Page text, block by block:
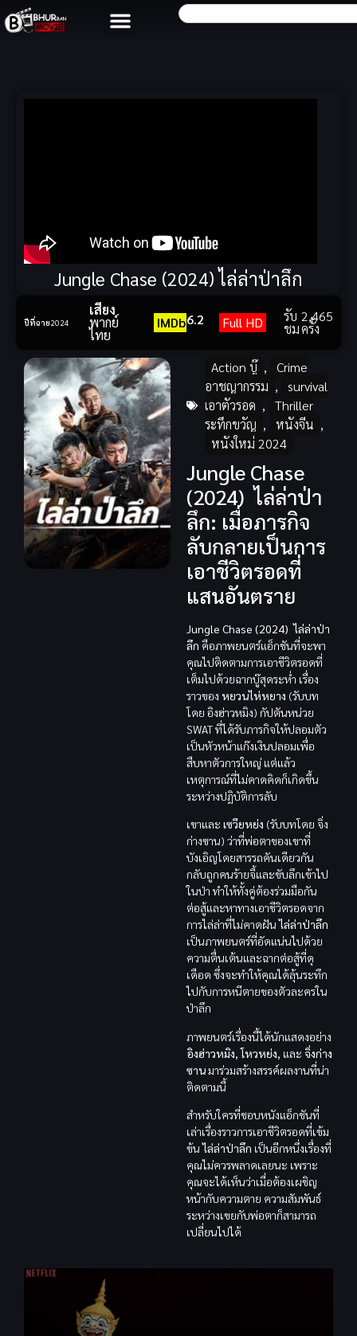
Jungle Chase (2024) ไล่ล่าป่าลึก
ปีที่ฉาย2024
เสียง
พากย์
ไทย
IMDb6.2 Full HD รับ
ชม
2,465
ครั้ง
Action บู๊ ,
Crime
อาชญากรรม ,
survival
เอาตัวรอด ,
Thriller
ระทึกขวัญ , หนังจีน ,
หนังใหม่ 2024
Jungle Chase
(2024) ไล่ล่าป่า
ลึก: เมื่อภารกิจ
ลับกลายเป็นการ
เอาชีวิตรอดที่
แสนอันตราย
Jungle Chase (2024) ไล่ล่าป่า
ลึก คือภาพยนตร์แอ็กชันที่จะพา
คุณไปติดตามการเอาชีวิตรอดที่
เต็มไปด้วยฉากบู๊สุดระห่ำ เรื่อง
ราวของ หยวนไห่หยาง (รับบท
โดย อิงฮ่าวหมิง) กัปตันหน่วย
SWAT ที่ได้รับภารกิจให้ปลอมตัว
เป็นหัวหน้าแก๊งเงินปลอมเพื่อ
สืบหาตัวการใหญ่ แต่แล้ว
เหตุการณ์ที่ไม่คาดคิดก็เกิดขึ้น
ระหว่างปฏิบัติการลับ
เขาและ เซวียหย่ง (รับบทโดย จิ่ง
ก่างซาน) ว่าที่พ่อตาของเขาที่
บังเอิญโดยสารรถคันเดียวกัน
กลับถูกคนร้ายจี้และขับลึกเข้าไป
ในป่า ทำให้ทั้งคู่ต้องร่วมมือกัน
ต่อสู้และหาทางเอาชีวิตรอดจาก
การไล่ล่าที่ไม่คาดฝันไล่ล่าป่าลึก
เป็นภาพยนตร์ที่อัดแน่นไปด้วย
ความตื่นเต้นและฉากต่อสู้ที่ดุ
เดือด ซึ่งจะทำให้คุณได้ลุ้นระทึก
ไปกับการหนีตายของตัวละครใน
ป่าลึก
ภาพยนตร์เรื่องนี้ได้นักแสดงอย่าง
อิงฮ่าวหมิง, โหวหย่ง, และ จิ่งก่าง
ซานมาร่วมสร้างสรรค์ผลงานที่น่า
ติดตามนี้
สำหรับใครที่ชอบหนังแอ็กชันที่
เล่าเรื่องราวการเอาชีวิตรอดที่เข้ม
ข้นไล่ล่าป่าลึก เป็นอีกหนึ่งเรื่องที่
คุณไม่ควรพลาดเลยนะ เพราะ
คุณจะได้เห็นว่าเมื่อต้องเผชิญ
หน้ากับความตาย ความสัมพันธ์
ระหว่างเขยกับพ่อตาก็สามารถ
เปลี่ยนไปได้